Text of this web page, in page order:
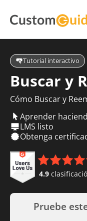
Tutorial interactivo
Buscar y
Cómo Buscar y
Aprender
LMS listo
Obtenga
4.9
Pruebe